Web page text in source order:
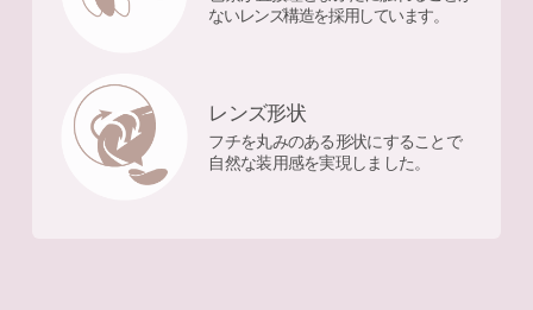
ないレンズ構造を採用しています。
レンズ形状
フチを丸みのある形状にすることで
自然な装用感を実現しました。